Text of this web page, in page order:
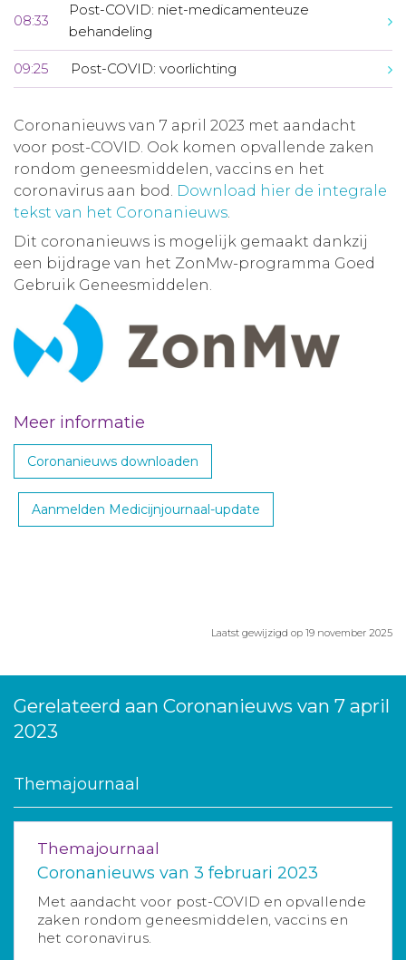
08:33
Post-COVID: niet-medicamenteuze
behandeling
09:25 Post-COVID: voorlichting
Coronanieuws van 7 april 2023 met aandacht
voor post-COVID. Ook komen opvallende zaken
rondom geneesmiddelen, vaccins en het
coronavirus aan bod. Download hier de integrale
tekst van het Coronanieuws.
Dit coronanieuws is mogelijk gemaakt dankzij
een bijdrage van het ZonMw-programma Goed
Gebruik Geneesmiddelen.
Meer informatie
Coronanieuws downloaden
Aanmelden Medicijnjournaal-update
Laatst gewijzigd op 19 november 2025
Gerelateerd aan Coronanieuws van 7 april
2023
Themajournaal
Themajournaal
Coronanieuws van 3 februari 2023
Met aandacht voor post-COVID en opvallende
zaken rondom geneesmiddelen, vaccins en
het coronavirus.